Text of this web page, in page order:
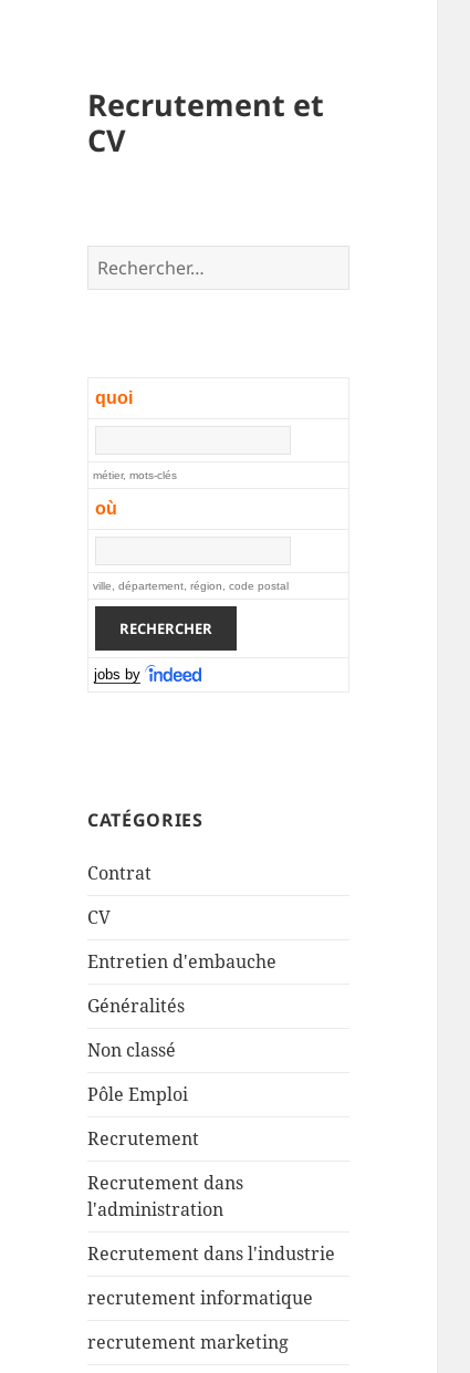
Recrutement et
CV
Rechercher :
quoi
métier, mots-clés
où
ville, département, région, code postal
jobs by
CATÉGORIES
Contrat
CV
Entretien d'embauche
Généralités
Non classé
Pôle Emploi
Recrutement
Recrutement dans
l'administration
Recrutement dans l'industrie
recrutement informatique
recrutement marketing